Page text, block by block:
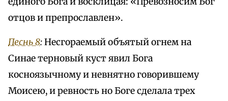
отцов и препрославлен».
Песнь 8:Несгораемый объятый огнем на
Синае терновый куст явил Бога
косноязычному и невнятно говорившему
Моисею, и ревность но Боге сделала трех